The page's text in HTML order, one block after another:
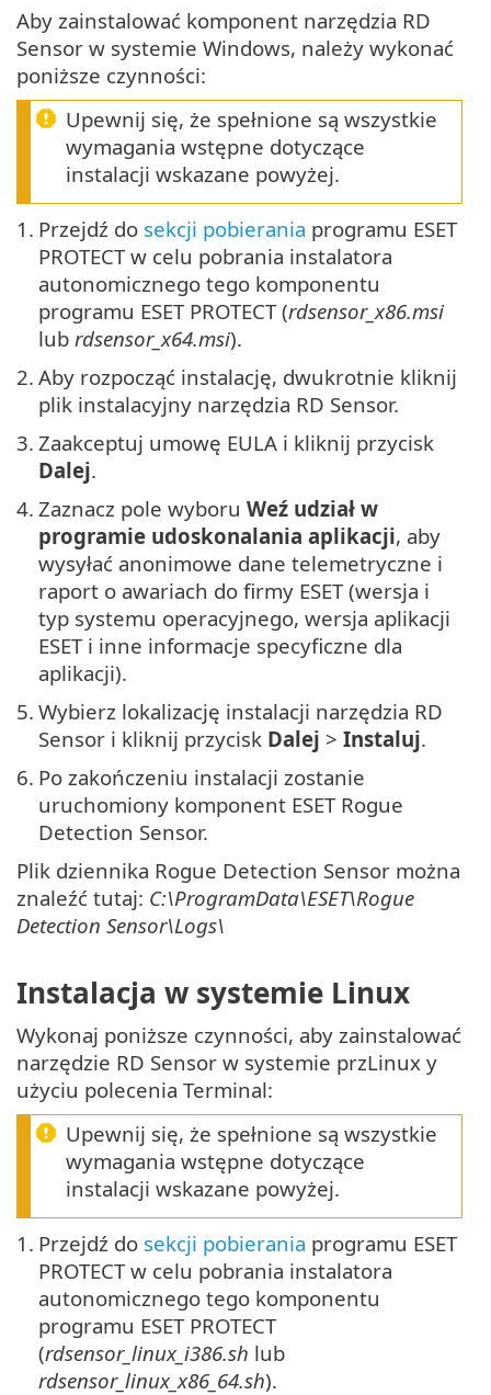
Aby zainstalować komponent narzędzia RD
Sensor w systemie Windows, należy wykonać
poniższe czynności:
Upewnij się, że spełnione są wszystkie
wymagania wstępne dotyczące
instalacji wskazane powyżej.
1. Przejdź do sekcji pobierania programu ESET
PROTECT w celu pobrania instalatora
autonomicznego tego komponentu
programu ESET PROTECT (rdsensor_x86.msi
lub rdsensor_x64.msi).
2. Aby rozpocząć instalację, dwukrotnie kliknij
plik instalacyjny narzędzia RD Sensor.
3. Zaakceptuj umowę EULA i kliknij przycisk
Dalej.
4. Zaznacz pole wyboru Weź udział w
programie udoskonalania aplikacji, aby
wysyłać anonimowe dane telemetryczne i
raport o awariach do firmy ESET (wersja i
typ systemu operacyjnego, wersja aplikacji
ESET i inne informacje specyficzne dla
aplikacji).
5. Wybierz lokalizację instalacji narzędzia RD
Sensor i kliknij przycisk Dalej > Instaluj.
6. Po zakończeniu instalacji zostanie
uruchomiony komponent ESET Rogue
Detection Sensor.
Plik dziennika Rogue Detection Sensor można
znaleźć tutaj: C:\ProgramData\ESET\Rogue
Detection Sensor\Logs\
Instalacja w systemie Linux
Wykonaj poniższe czynności, aby zainstalować
narzędzie RD Sensor w systemie przLinux y
użyciu polecenia Terminal:
Upewnij się, że spełnione są wszystkie
wymagania wstępne dotyczące
instalacji wskazane powyżej.
1. Przejdź do sekcji pobierania programu ESET
PROTECT w celu pobrania instalatora
autonomicznego tego komponentu
programu ESET PROTECT
(rdsensor_linux_i386.sh lub
rdsensor_linux_x86_64.sh).